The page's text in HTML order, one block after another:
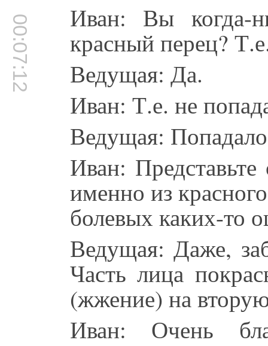
00:07:12 Иван: Вы когда-
красный перец?
Ведущая: Да.
Иван: Т.е. не
Ведущая:
Иван: Представьте
именно из
болевых каких-то
Ведущая: Даже,
Часть лица
(жжение) на
Иван: Очень